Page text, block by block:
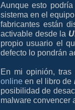
Aunque esto
sistema en el
fabricantes están
activable desde la
propio usuario el
defecto lo pondrán
En mi opinión,
online en el libro de
posibilidad de
malware convencer